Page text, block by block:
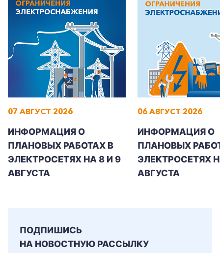
07 АВГУСТ 2026
ИНФОРМАЦИЯ О
ПЛАНОВЫХ РАБОТАХ В
ЭЛЕКТРОСЕТЯХ НА 8 И 9
АВГУСТА
06 АВГУСТ 2026
ИНФОРМАЦИЯ О
ПЛАНОВЫХ
ЭЛЕКТРОСЕТЯХ
АВГУСТА
ПОДПИШИСЬ
НА НОВОСТНУЮ РАССЫЛКУ